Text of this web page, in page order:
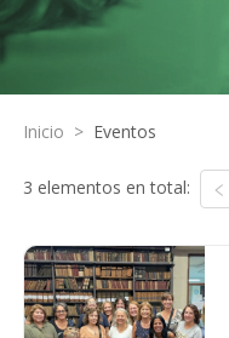
Inicio > Eventos
3 elementos en total: